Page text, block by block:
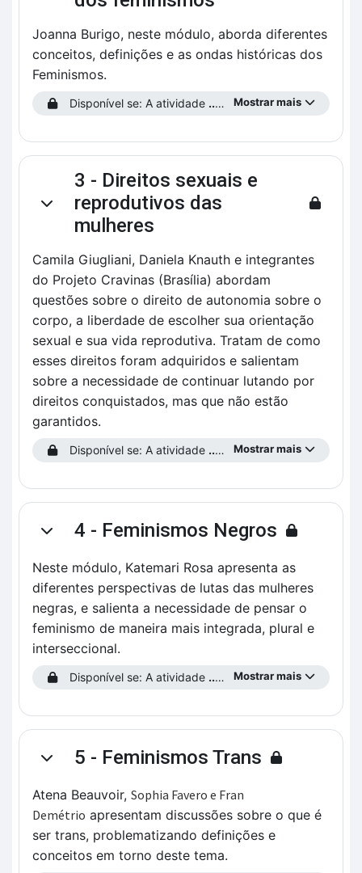
Joanna Burigo, neste módulo, aborda diferentes
conceitos, definições e as ondas históricas dos
Feminismos.
Mostrar mais
Disponível se: A atividade ...preencha o Perfil do Estudante!
Contrair
3 - Direitos sexuais e
reprodutivos das
mulheres
Camila Giugliani, Daniela Knauth e integrantes
do Projeto Cravinas (Brasília) abordam
questões sobre o direito de autonomia sobre o
corpo, a liberdade de escolher sua orientação
sexual e sua vida reprodutiva. Tratam de como
esses direitos foram adquiridos e salientam
sobre a necessidade de continuar lutando por
direitos conquistados, mas que não estão
garantidos.
Mostrar mais
Disponível se: A atividade ...preencha o Perfil do Estudante!
Contrair4 - Feminismos Negros
Neste módulo, Katemari Rosa apresenta as
diferentes perspectivas de lutas das mulheres
negras, e salienta a necessidade de pensar o
feminismo de maneira mais integrada, plural e
interseccional.
Mostrar mais
Disponível se: A atividade ...preencha o Perfil do Estudante!
Contrair5 - Feminismos Trans
Atena Beauvoir, Sophia Favero e Fran
Demétrio apresentam discussões sobre o que é
ser trans, problematizando definições e
conceitos em torno deste tema.